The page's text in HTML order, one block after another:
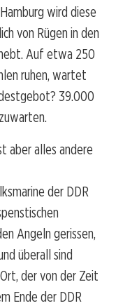
wird diese
von Rügen in den
Auf etwa 250
ruhen, wartet
39.000
aber alles andere
der DDR
Angeln gerissen,
überall sind
der von der Zeit
Ende der DDR